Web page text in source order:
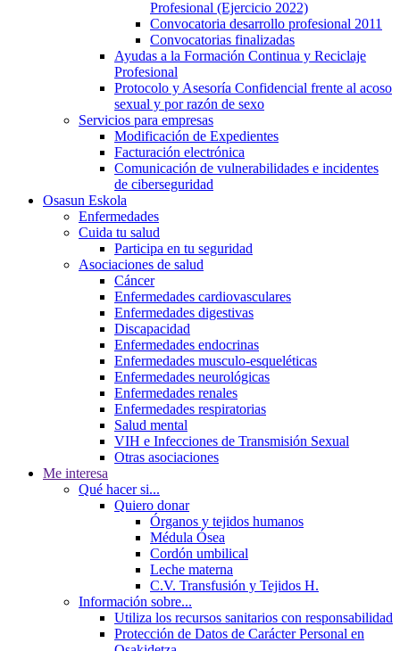
Profesional (Ejercicio 2022)
Convocatoria desarrollo profesional 2011
Convocatorias finalizadas
Ayudas a la Formación Continua y Reciclaje
Profesional
Protocolo y Asesoría Confidencial frente al acoso
sexual y por razón de sexo
Servicios para empresas
Modificación de Expedientes
Facturación electrónica
Comunicación de vulnerabilidades e incidentes
de ciberseguridad
Osasun Eskola
Enfermedades
Cuida tu salud
Participa en tu seguridad
Asociaciones de salud
Cáncer
Enfermedades cardiovasculares
Enfermedades digestivas
Discapacidad
Enfermedades endocrinas
Enfermedades musculo-esqueléticas
Enfermedades neurológicas
Enfermedades renales
Enfermedades respiratorias
Salud mental
VIH e Infecciones de Transmisión Sexual
Otras asociaciones
Me interesa
Qué hacer si...
Quiero donar
Órganos y tejidos humanos
Médula Ósea
Cordón umbilical
Leche materna
C.V. Transfusión y Tejidos H.
Información sobre...
Utiliza los recursos sanitarios con responsabilidad
Protección de Datos de Carácter Personal en